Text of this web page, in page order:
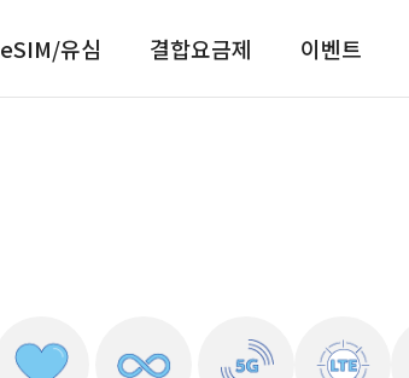
eSIM/유심 결합요금제 이벤트